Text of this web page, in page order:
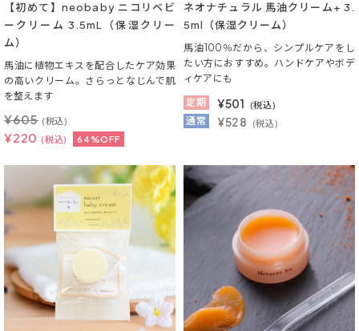
【初めて】neobaby ニコリベビ
ークリーム 3.5mL（保湿クリー
ム）
馬油に植物エキスを配合したケア効果
の高いクリーム。さらっとなじんで肌
を整えます
¥220 (税込) 64%OFF
¥605 (税込)
ネオナチュラル 馬油クリーム+ 3.
5ml（保湿クリーム）
馬油100％だから、シンプルケアをし
たい方におすすめ。ハンドケアやボデ
ィケアにも
定期
¥501 (税込)
通常 ¥528 (税込)